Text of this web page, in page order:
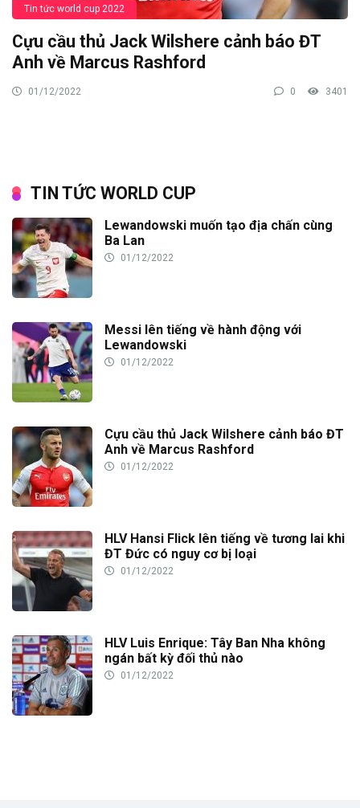
Tin tức world cup 2022
Cựu cầu thủ Jack Wilshere cảnh báo ĐT
Anh về Marcus Rashford
01/12/2022 0 3401
TIN TỨC WORLD CUP
Lewandowski muốn tạo địa chấn cùng
Ba Lan
01/12/2022
Messi lên tiếng về hành động với
Lewandowski
01/12/2022
Cựu cầu thủ Jack Wilshere cảnh báo ĐT
Anh về Marcus Rashford
01/12/2022
HLV Hansi Flick lên tiếng về tương lai khi
ĐT Đức có nguy cơ bị loại
01/12/2022
HLV Luis Enrique: Tây Ban Nha không
ngán bất kỳ đối thủ nào
01/12/2022